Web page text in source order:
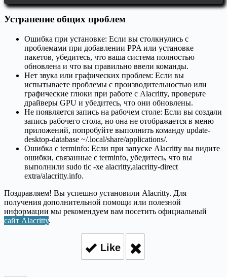
Устранение общих проблем
Ошибка при установке: Если вы столкнулись с
проблемами при добавлении PPA или установке
пакетов, убедитесь, что ваша система полностью
обновлена и что вы правильно ввели команды.
Нет звука или графических проблем: Если вы
испытываете проблемы с производительностью или
графические глюки при работе с Alacritty, проверьте
драйверы GPU и убедитесь, что они обновлены.
Не появляется запись на рабочем столе: Если вы создали
запись рабочего стола, но она не отображается в меню
приложений, попробуйте выполнить команду update-
desktop-database ~/.local/share/applications/.
Ошибка с terminfo: Если при запуске Alacritty вы видите
ошибки, связанные с terminfo, убедитесь, что вы
выполнили sudo tic -xe alacritty,alacritty-direct
extra/alacritty.info.
Поздравляем! Вы успешно установили Alacritty. Для
получения дополнительной помощи или полезной
информации мы рекомендуем вам посетить официальный
сайт Alacritty.
Like